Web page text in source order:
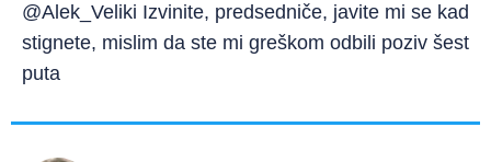
@Alek_Veliki Izvinite, predsedniče, javite mi se kad
stignete, mislim da ste mi greškom odbili poziv šest
puta